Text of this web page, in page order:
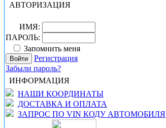
АВТОРИЗАЦИЯ
ИМЯ:
ПАРОЛЬ:
Запомнить меня
Регистрация
Забыли пароль?
ИНФОРМАЦИЯ
НАШИ КООРДИНАТЫ
ДОСТАВКА И ОПЛАТА
ЗАПРОС ПО VIN КОДУ АВТОМОБИЛЯ